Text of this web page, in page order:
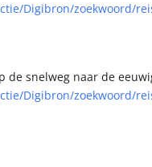
Digibron/zoekwoord/
de snelweg naar de
Digibron/zoekwoord/